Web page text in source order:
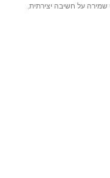
שמירה על חשיבה יצירתית,